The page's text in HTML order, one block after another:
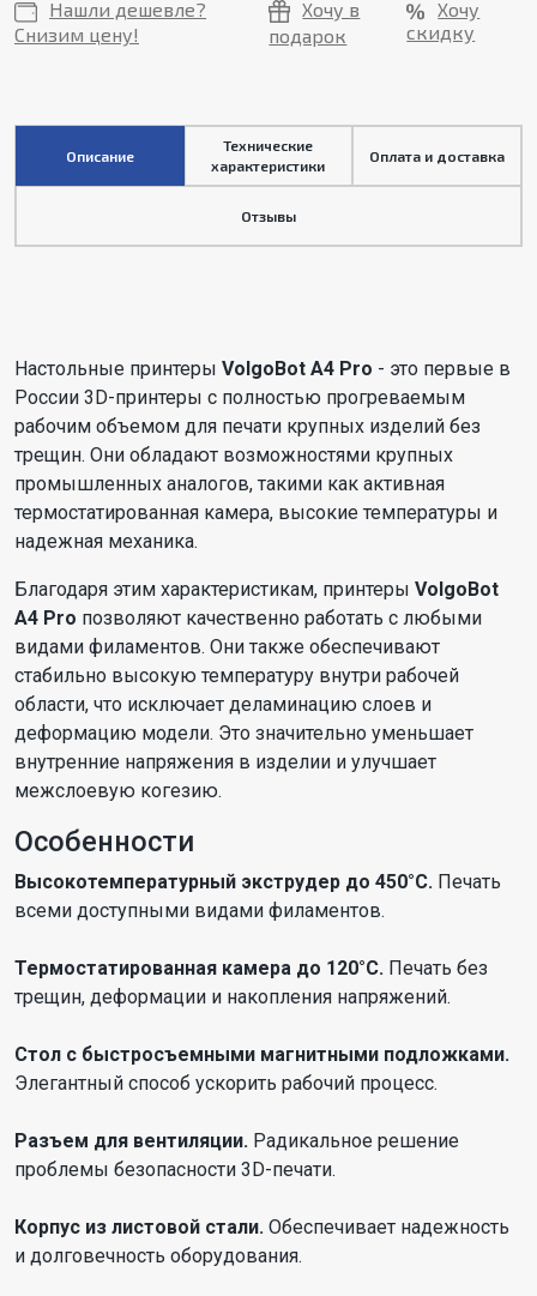
Нашли дешевле?
Снизим цену!
Хочу в
подарок
Хочу
скидку
Описание
Технические
характеристики
Оплата и доставка
Отзывы
Настольные принтеры VolgoBot A4 Pro - это первые в
России 3D-принтеры с полностью прогреваемым
рабочим объемом для печати крупных изделий без
трещин. Они обладают возможностями крупных
промышленных аналогов, такими как активная
термостатированная камера, высокие температуры и
надежная механика.
Благодаря этим характеристикам, принтеры VolgoBot
A4 Pro позволяют качественно работать с любыми
видами филаментов. Они также обеспечивают
стабильно высокую температуру внутри рабочей
области, что исключает деламинацию слоев и
деформацию модели. Это значительно уменьшает
внутренние напряжения в изделии и улучшает
межслоевую когезию.
Особенности
Высокотемпературный экструдер до 450°С. Печать
всеми доступными видами филаментов.
Термостатированная камера до 120°С. Печать без
трещин, деформации и накопления напряжений.
Стол с быстросъемными магнитными подложками.
Элегантный способ ускорить рабочий процесс.
Разъем для вентиляции. Радикальное решение
проблемы безопасности 3D-печати.
Корпус из листовой стали. Обеспечивает надежность
и долговечность оборудования.